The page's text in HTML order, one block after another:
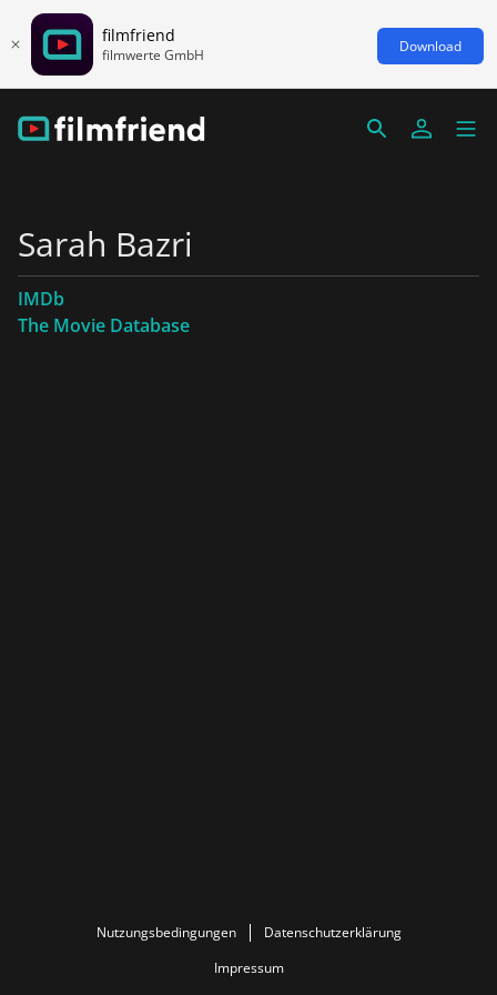
filmfriend
filmwerte GmbH Download
Sarah Bazri
IMDb
The Movie Database
Nutzungsbedingungen
Datenschutzerklärung
Impressum